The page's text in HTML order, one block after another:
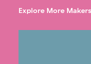
Explore More Makers